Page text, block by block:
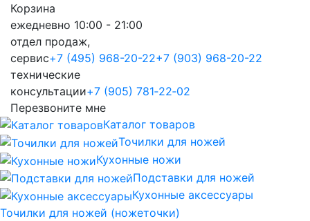
Корзина
ежедневно 10:00 - 21:00
отдел продаж,
сервис+7 (495) 968-20-22+7 (903) 968-20-22
технические
консультации+7 (905) 781‑22‑02
Перезвоните мне
Каталог товаров
Точилки для ножей
Кухонные ножи
Подставки для ножей
Кухонные аксессуары
Точилки для ножей (ножеточки)